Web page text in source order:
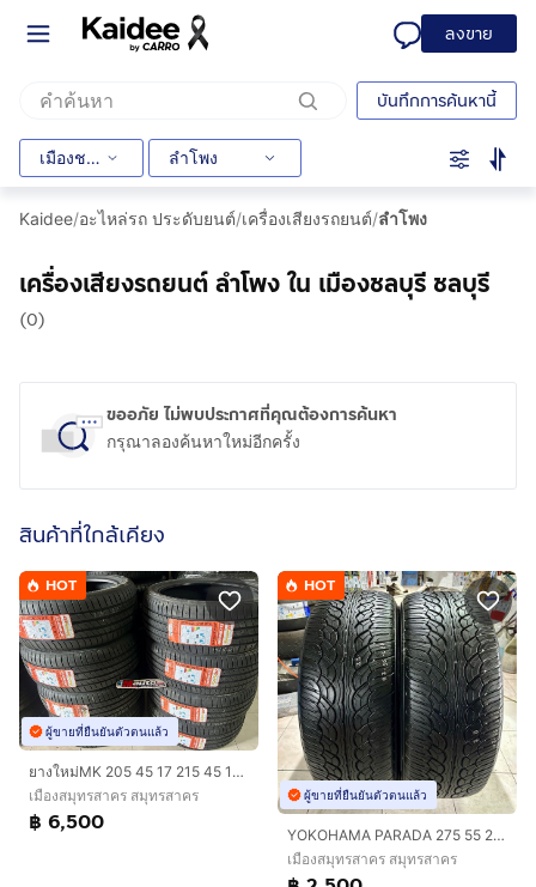
ลงขาย
บันทึกการค้นหานี้
เมืองชลบุรี ลำโพง
Kaidee/อะไหล่รถ ประดับยนต์/เครื่องเสียงรถยนต์/ลำโพง
เครื่องเสียงรถยนต์ ลำโพง ใน เมืองชลบุรี ชลบุรี
(0)
ขออภัย ไม่พบประกาศที่คุณต้องการค้นหา
กรุณาลองค้นหาใหม่อีกครั้ง
สินค้าที่ใกล้เคียง
HOT
ผู้ขายที่ยืนยันตัวตนแล้ว
ยางใหม่MK 205 45 17 215 45 17 ปี2026
เมืองสมุทรสาคร สมุทรสาคร
฿ 6,500
HOT
ผู้ขายที่ยืนยันตัวตนแล้ว
YOKOHAMA PARADA 275 55 20 2เส้น ปลายปี22
เมืองสมุทรสาคร สมุทรสาคร